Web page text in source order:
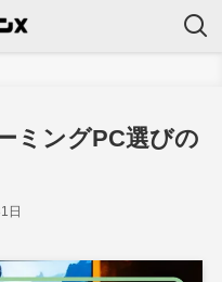
ミングPC選びの
日